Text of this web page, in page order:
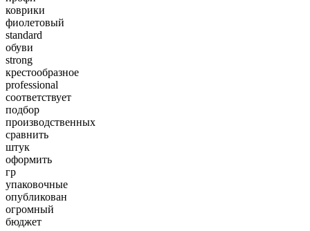
коврики
фиолетовый
standard
обуви
strong
крестообразное
professional
соответствует
подбор
производственных
сравнить
штук
оформить
гр
упаковочные
опубликован
огромный
бюджет